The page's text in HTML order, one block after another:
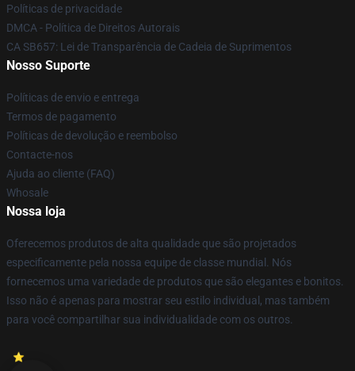
Políticas de privacidade
DMCA - Política de Direitos Autorais
CA SB657: Lei de Transparência de Cadeia de Suprimentos
Nosso Suporte
Políticas de envio e entrega
Termos de pagamento
Políticas de devolução e reembolso
Contacte-nos
Ajuda ao cliente (FAQ)
Whosale
Nossa loja
Oferecemos produtos de alta qualidade que são projetados
especificamente pela nossa equipe de classe mundial. Nós
fornecemos uma variedade de produtos que são elegantes e bonitos.
Isso não é apenas para mostrar seu estilo individual, mas também
para você compartilhar sua individualidade com os outros.